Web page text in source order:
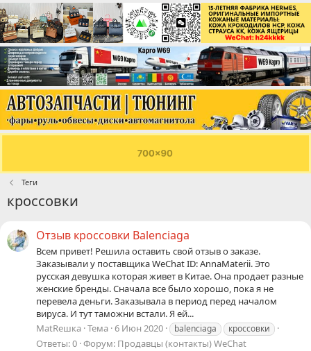
Теги
кроссовки
Отзыв кроссовки Balenciaga
Всем привет! Решила оставить свой отзыв о заказе.
Заказывали у поставщика WeChat ID: AnnaMaterii. Это
русская девушка которая живет в Китае. Она продает разные
женские бренды. Сначала все было хорошо, пока я не
перевела деньги. Заказывала в период перед началом
вируса. И тут таможни встали. Я ей...
МаtRешка Тема 6 Июн 2020 balenciaga кроссовки
Ответы: 0 Форум: Продавцы (контакты) WeChat